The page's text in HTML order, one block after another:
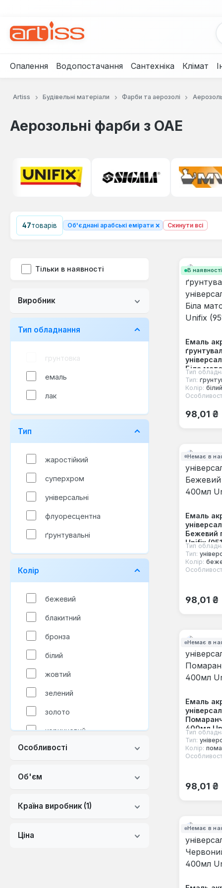
Опалення Водопостачання Сантехніка Клімат
Artiss Будівельні матеріали Фарби та аерозолі
Аерозольні фарби з ОАЕ
47товарів Об'єднані арабські емірати × Скинути всі
Тільки в наявності
Виробник
Тип обладнання
грунтовка
емаль
лак
Тип
жаростійкий
суперхром
універсальні
флуоресцентна
ґрунтувальні
Колір
бежевий
блакитний
бронза
білий
жовтий
зелений
золото
коричневий
кремовий
прозорий
Особливості
Об'єм
Країна виробник (1)
Ціна
В наявності
Емаль
Біла
Unifix
Тип
Тип:
Колір: білий
98,01 ₴
Немає в
Емаль
Бежевий
Unifix
Тип
Тип:
Колір:
98,01 ₴
Немає в
Емаль
400мл
Тип
Тип:
Колір:
98,01 ₴
Немає в